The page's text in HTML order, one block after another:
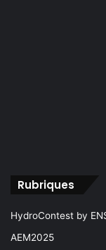
Rubriques
HydroContest by
AEM2025